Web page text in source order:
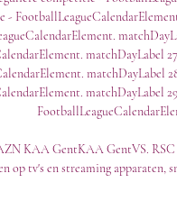
-
matchDayLabel
matchDayLabel
matchDayLabel
KAA GentKAA GentVS.
op tv's en streaming apparaten,